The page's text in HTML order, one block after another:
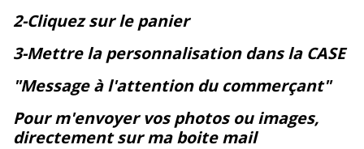
2-Cliquez sur le panier
3-Mettre la personnalisation dans la CASE
"Message à l'attention du commerçant"
Pour m'envoyer vos photos ou images,
directement sur ma boite mail